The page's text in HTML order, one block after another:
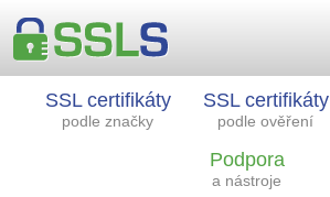
SSL certifikáty
podle značky
SSL certifikáty
podle ověření
Podpora
a nástroje